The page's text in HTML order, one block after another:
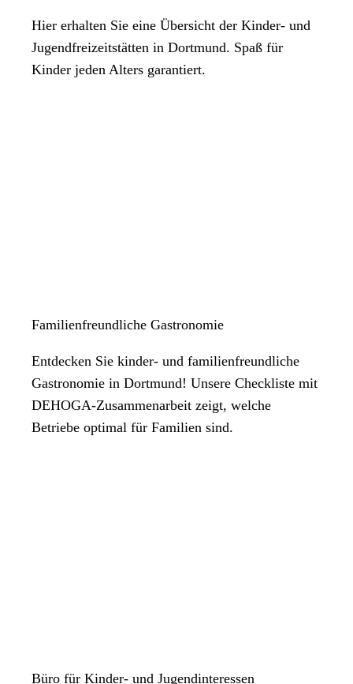
Hier erhalten Sie eine Übersicht der Kinder- und
Jugendfreizeitstätten in Dortmund. Spaß für
Kinder jeden Alters garantiert.
Familienfreundliche Gastronomie
Entdecken Sie kinder- und familienfreundliche
Gastronomie in Dortmund! Unsere Checkliste mit
DEHOGA-Zusammenarbeit zeigt, welche
Betriebe optimal für Familien sind.
Büro für Kinder- und Jugendinteressen